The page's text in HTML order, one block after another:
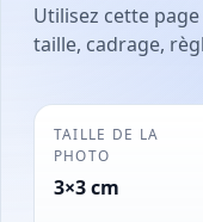
Utilisez cette
taille, cadrage,
TAILLE DE LA
PHOTO
3×3 cm